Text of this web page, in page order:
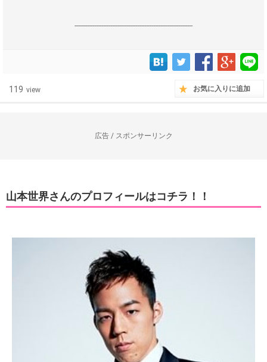
------------------------------------------------------------------
119 view お気に入りに追加
広告 / スポンサーリンク
山本世界さんのプロフィールはコチラ！！